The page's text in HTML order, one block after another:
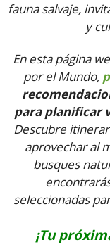
fauna salvaje,
y
En esta página
por el Mundo,
para planificar
Descubre
aprovechar al
busques
seleccionadas
¡Tu